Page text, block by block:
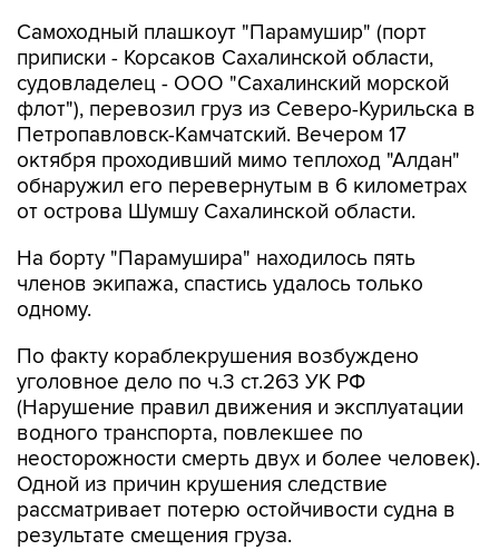
Самоходный плашкоут "Парамушир" (порт
приписки - Корсаков Сахалинской области,
судовладелец - ООО "Сахалинский морской
флот"), перевозил груз из Северо-Курильска в
Петропавловск-Камчатский. Вечером 17
октября проходивший мимо теплоход "Алдан"
обнаружил его перевернутым в 6 километрах
от острова Шумшу Сахалинской области.
На борту "Парамушира" находилось пять
членов экипажа, спастись удалось только
одному.
По факту кораблекрушения возбуждено
уголовное дело по ч.3 ст.263 УК РФ
(Нарушение правил движения и эксплуатации
водного транспорта, повлекшее по
неосторожности смерть двух и более человек).
Одной из причин крушения следствие
рассматривает потерю остойчивости судна в
результате смещения груза.